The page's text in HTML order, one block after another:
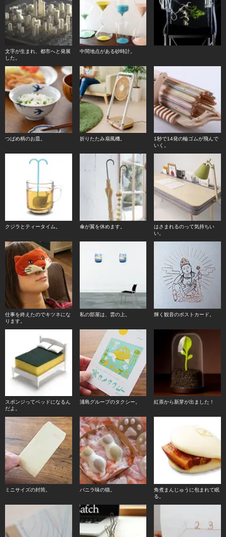
文字が生まれ、都市へと発展
した。
中間地点がある砂時計。
つばめ柄のお皿。 折りたたみ扇風機。
1秒で14発の輪ゴムが飛んで
いく。
クジラとティータイム。 傘が翼を休めます。
はさまれるのって気持ちい
い。
仕事を終えたのでキツネにな
ります。
私の部屋は、雲の上。 輝く観音のポストカード。
スポンジってベッドになるん
だよ。
浦島グループのタクシー。 紅茶から新芽が出ました！
ミニサイズの封筒。 バニラ味の猫。
角煮まんじゅうに包まれて眠
る。